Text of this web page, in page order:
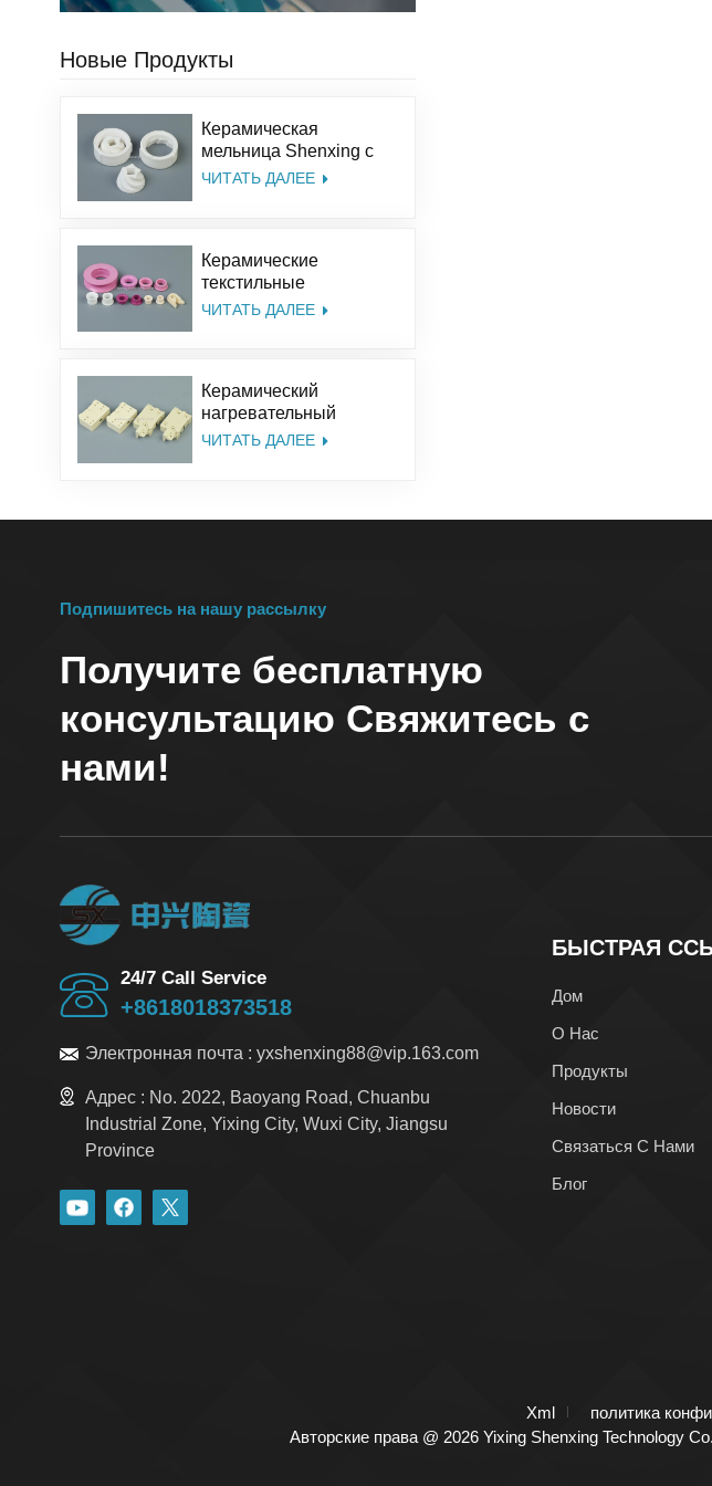
Новые Продукты
Керамическая
мельница Shenxing с
индивидуальным
из оксида алюминия
ЧИТАТЬ ДАЛЕЕ
Керамические
текстильные
принадлежности
керамическая
люверсная
направляющая
ЧИТАТЬ ДАЛЕЕ
Керамический
нагревательный
изолятор Shenxing,
для термопары
ЧИТАТЬ ДАЛЕЕ
Подпишитесь на нашу рассылку
Получите бесплатную
консультацию Свяжитесь с
нами!
24/7 Call Service
+8618018373518
Электронная почта :yxshenxing88@vip.163.com
Адрес : No. 2022, Baoyang Road, Chuanbu
Industrial Zone, Yixing City, Wuxi City, Jiangsu
Province
БЫСТРАЯ
Дом
О Нас
Продукты
Новости
Связаться С Нами
Блог
Xml политика
Авторские права @ 2026 Yixing Shenxing Technology